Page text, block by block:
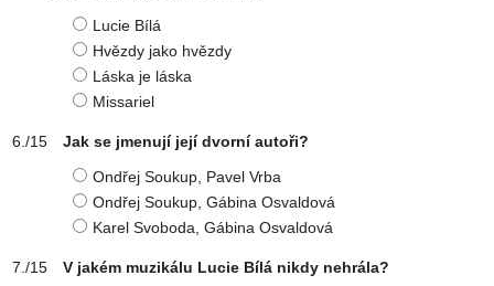
Lucie Bílá
Hvězdy jako hvězdy
Láska je láska
Missariel
Jak se jmenují její dvorní autoři?
Ondřej Soukup, Pavel Vrba
Ondřej Soukup, Gábina Osvaldová
Karel Svoboda, Gábina Osvaldová
V jakém muzikálu Lucie Bílá nikdy nehrála?